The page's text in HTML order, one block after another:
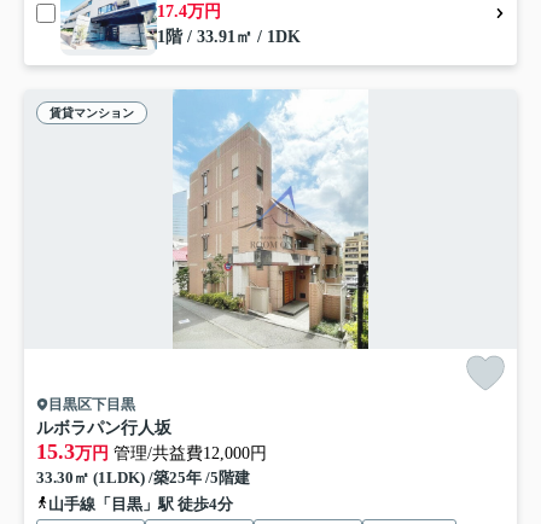
17.4万円
1階 / 33.91㎡ / 1DK
賃貸マンション
目黒区下目黒
ルボラパン行人坂
15.3万円 管理/共益費12,000円
33.30㎡ (1LDK) /築25年 /5階建
山手線「目黒」駅 徒歩4分